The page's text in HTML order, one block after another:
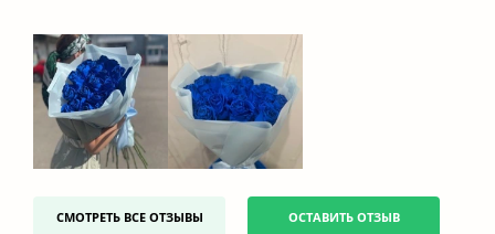
СМОТРЕТЬ ВСЕ ОТЗЫВЫ ОСТАВИТЬ ОТЗЫВ